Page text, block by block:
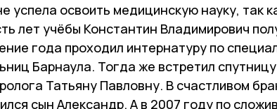
успела освоить медицинскую науку, так
лет учёбы Константин Владимирович
года проходил интернатуру по
Барнаула. Тогда же встретил
Татьяну Павловну. В счастливом
сын Александр. А в 2007 году по